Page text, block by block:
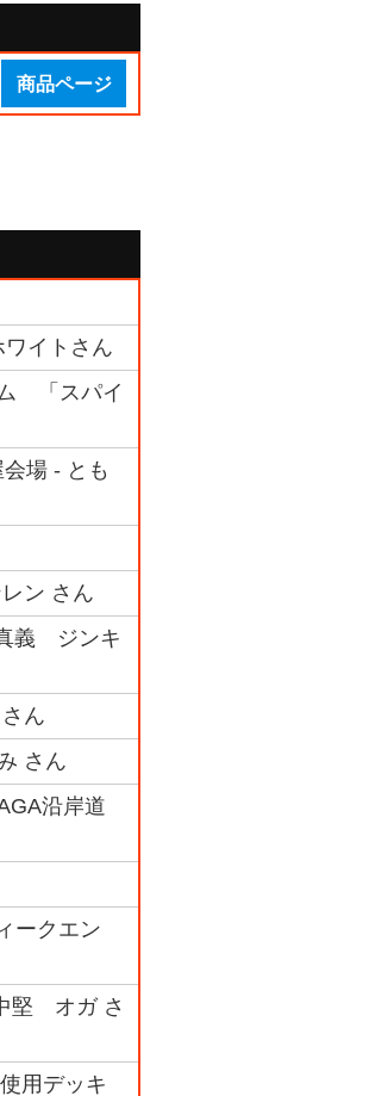
商品ページ
イトさん
「スパイ
場 - とも
ン さん
義 ジンキ
ん
さん
沿岸道
ークエン
堅 オガ さ
用デッキ